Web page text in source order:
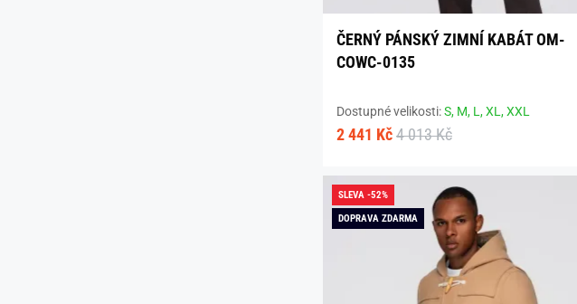
ČERNÝ PÁNSKÝ ZIMNÍ KABÁT OM-
COWC-0135
Dostupné velikosti:S, M, L,XL,XXL
2 441 Kč 4 013 Kč
SLEVA -52%
DOPRAVA ZDARMA